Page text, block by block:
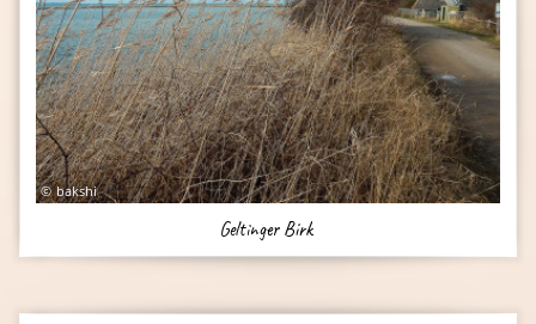
bakshi
Geltinger Birk